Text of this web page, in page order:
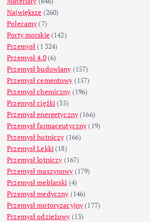
Największe (260)
Polecamy (7)
Porty morskie(142)
Przemysł (1 324)
Przemysł 4.0(6)
Przemysł budowlany (157)
Przemysł cementowy (157)
Przemysł chemiczny (196)
Przemysł ciężki (35)
Przemysł energetyczny (166)
Przemysł farmaceutyczny (19)
Przemysł hutniczy (166)
Przemysł Lekki (18)
Przemysł lotniczy (167)
Przemysł maszynowy (179)
Przemysł meblarski (4)
Przemysł medyczny (146)
Przemysł motoryzacyjny (177)
Przemysł odzieżowy (13)